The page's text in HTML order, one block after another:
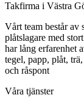
Takfirma i Västra
Vårt team består av
plåtslagare med
har lång erfarenhet
tegel, papp, plåt,
och råspont
Våra tjänster